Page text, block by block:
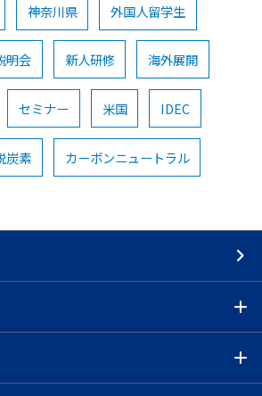
神奈川県 外国人留学生
明会 新人研修 海外展開
セミナー 米国 IDEC
炭素 カーボンニュートラル